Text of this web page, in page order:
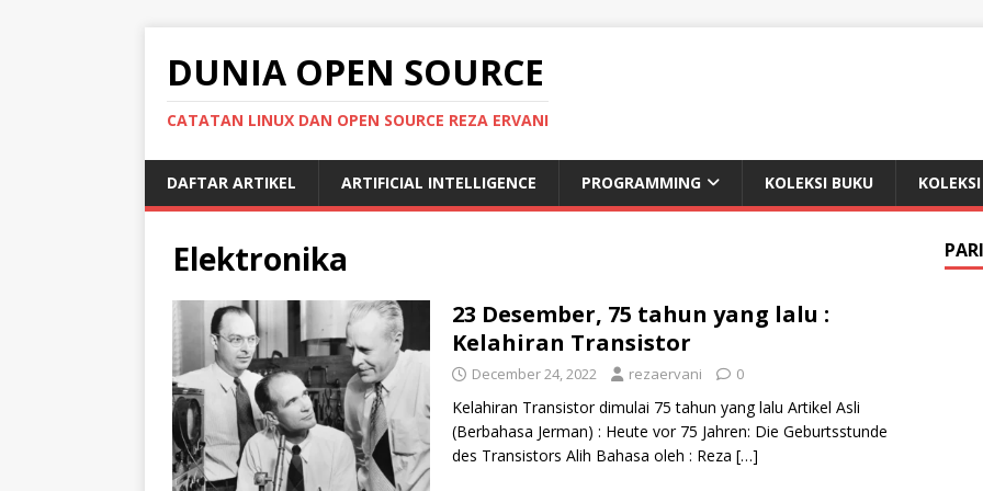
DUNIA OPEN SOURCE
CATATAN LINUX DAN OPEN SOURCE REZA ERVANI
DAFTAR ARTIKEL ARTIFICIAL INTELLIGENCE PROGRAMMING KOLEKSI BUKU
Elektronika
23 Desember, 75 tahun yang lalu :
Kelahiran Transistor
December 24, 2022 rezaervani 0
Kelahiran Transistor dimulai 75 tahun yang lalu Artikel Asli
(Berbahasa Jerman) : Heute vor 75 Jahren: Die Geburtsstunde
des Transistors Alih Bahasa oleh : Reza […]